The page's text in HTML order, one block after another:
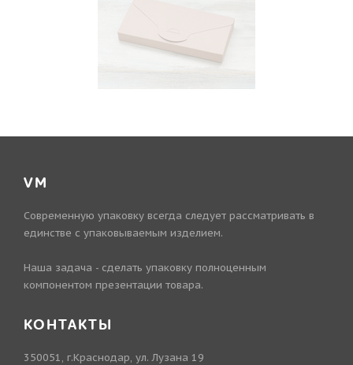
VM
Современную упаковку всегда следует рассматривать в
единстве с упаковываемым изделием.
Наша задача - сделать упаковку полноценным
компонентом презентации товара.
КОНТАКТЫ
350051, г.Краснодар, ул. Лузана 19